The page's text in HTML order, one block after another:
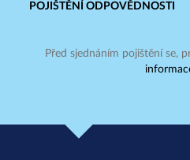
POJIŠTĚNÍ ODPOVĚDNOSTI
Před sjednáním pojištění se,